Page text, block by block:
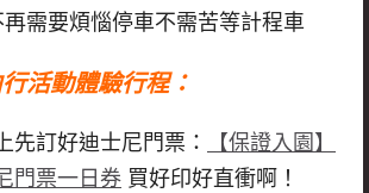
再需要煩惱停車不需苦等計程車
活動體驗行程：
先訂好迪士尼門票：
【保證入園】
門票一日券 買好印好直衝啊！